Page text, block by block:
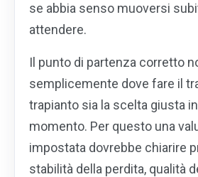
se abbia senso muoversi
attendere.
Il punto di partenza corretto
semplicemente dove fare il
trapianto sia la scelta giusta
momento. Per questo una
impostata dovrebbe chiarire
stabilità della perdita, qualità